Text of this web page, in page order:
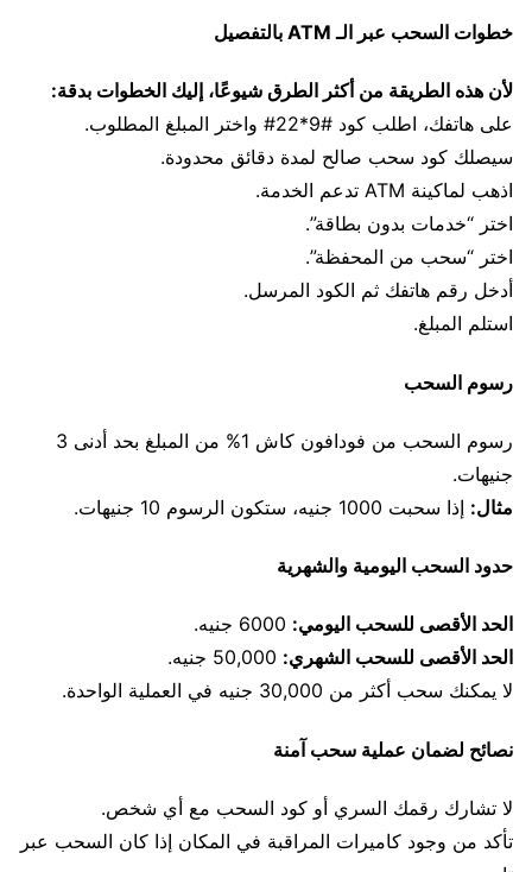
خطوات السحب عبر الـ ATM بالتفصيل
لأن هذه الطريقة من أكثر الطرق شيوعًا، إليك الخطوات بدقة:
على هاتفك، اطلب كود #9*22# واختر المبلغ المطلوب.
سيصلك كود سحب صالح لمدة دقائق محدودة.
اذهب لماكينة ATM تدعم الخدمة.
اختر “خدمات بدون بطاقة”.
اختر “سحب من المحفظة”.
أدخل رقم هاتفك ثم الكود المرسل.
استلم المبلغ.
رسوم السحب
رسوم السحب من فودافون كاش 1% من المبلغ بحد أدنى 3
جنيهات.
مثال: إذا سحبت 1000 جنيه، ستكون الرسوم 10 جنيهات.
حدود السحب اليومية والشهرية
الحد الأقصى للسحب اليومي:
الحد الأقصى للسحب الشهري:
لا يمكنك سحب أكثر من 30,000 جنيه في العملية الواحدة.
نصائح لضمان عملية سحب آمنة
لا تشارك رقمك السري أو كود السحب مع أي شخص.
تأكد من وجود كاميرات المراقبة في المكان إذا كان السحب عبر